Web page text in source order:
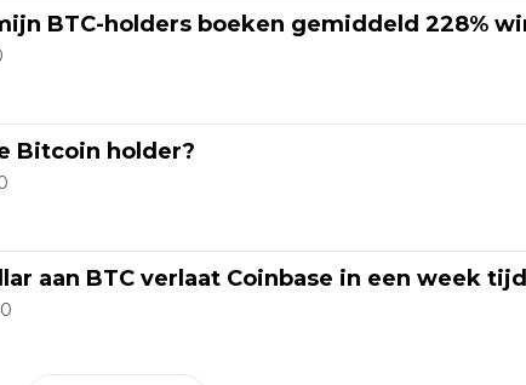
BTC-holders boeken gemiddeld 228%
Bitcoin holder?
aan BTC verlaat Coinbase in een week